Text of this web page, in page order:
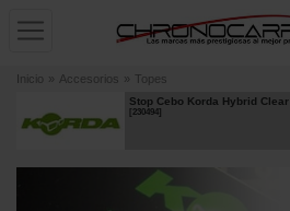
Inicio » Accesorios » Topes
Stop Cebo Korda Hybrid Clear
[230494]